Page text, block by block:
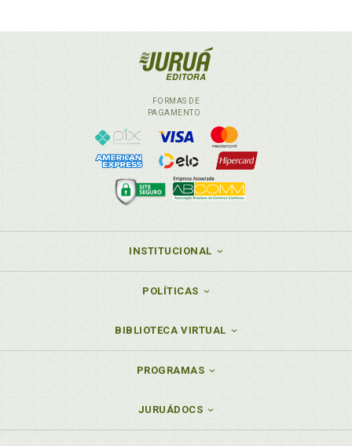
FORMAS DE
PAGAMENTO
INSTITUCIONAL
POLÍTICAS
BIBLIOTECA VIRTUAL
PROGRAMAS
JURUÁDOCS